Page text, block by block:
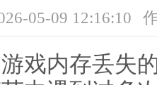
05-09 12:16:10
戏内存丢失